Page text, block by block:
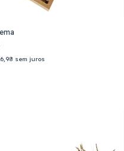
sem juros